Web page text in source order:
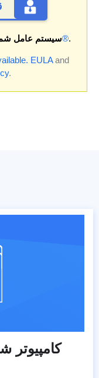
سیستم عاملمک®.
EULAand
.